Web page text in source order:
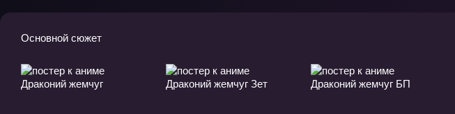
Основной сюжет